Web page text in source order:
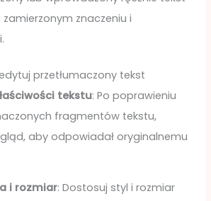
znaczeniu i
przetłumaczony tekst
tekstu: Po poprawieniu
fragmentów tekstu,
aby odpowiadał oryginalnemu
i rozmiar: Dostosuj styl i rozmiar